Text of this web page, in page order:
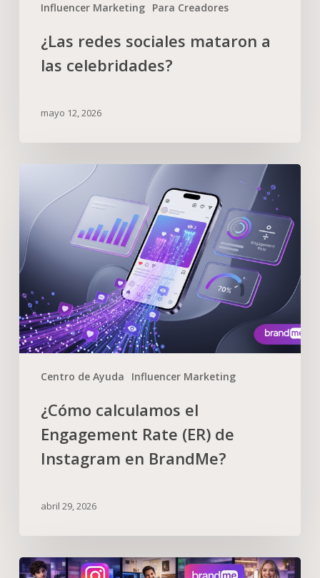
Influencer Marketing Para Creadores
¿Las redes sociales mataron a
las celebridades?
mayo 12, 2026
Centro de Ayuda Influencer Marketing
¿Cómo calculamos el
Engagement Rate (ER) de
Instagram en BrandMe?
abril 29, 2026